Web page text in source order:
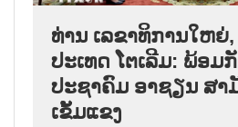
ທ່ານ ເລຂາທິການໃຫຍ່
ປະເທດ ໂຕເລີມ: ພ້ອມ
ປະຊາຄົມ ອາຊຽນ ສ
ເຂັ້ມແຂງ